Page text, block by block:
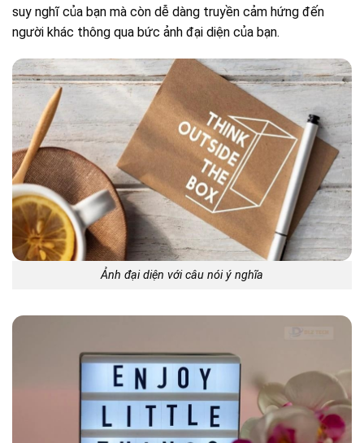
suy nghĩ của bạn mà còn dễ dàng truyền cảm hứng đến
người khác thông qua bức ảnh đại diện của bạn.
Ảnh đại diện với câu nói ý nghĩa